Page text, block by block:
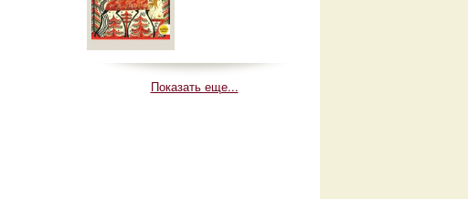
Показать еще...